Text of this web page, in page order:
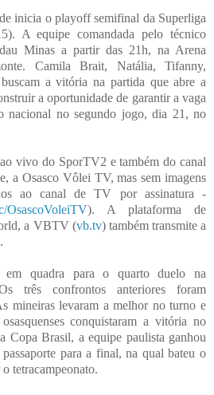
inicia o playoff semifinal da Superliga
A equipe comandada pelo técnico
Minas a partir das 21h, na Arena
Camila Brait, Natália, Tifanny,
a vitória na partida que abre a
a oportunidade de garantir a vaga
nacional no segundo jogo, dia 21, no
vivo do SporTV2 e também do canal
a Osasco Vôlei TV, mas sem imagens
ao canal de TV por assinatura -
OsascoVoleiTV). A plataforma de
a VBTV (vb.tv) também transmite a
em quadra para o quarto duelo na
três confrontos anteriores foram
mineiras levaram a melhor no turno e
conquistaram a vitória no
Copa Brasil, a equipe paulista ganhou
para a final, na qual bateu o
tetracampeonato.